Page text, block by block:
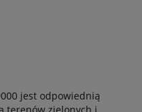
jest odpowiednią